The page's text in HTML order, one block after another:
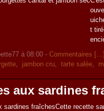
t
à 08:00 -Commentaires […]
, jambon cru,tarte salée,
aux sardines
Cette recette